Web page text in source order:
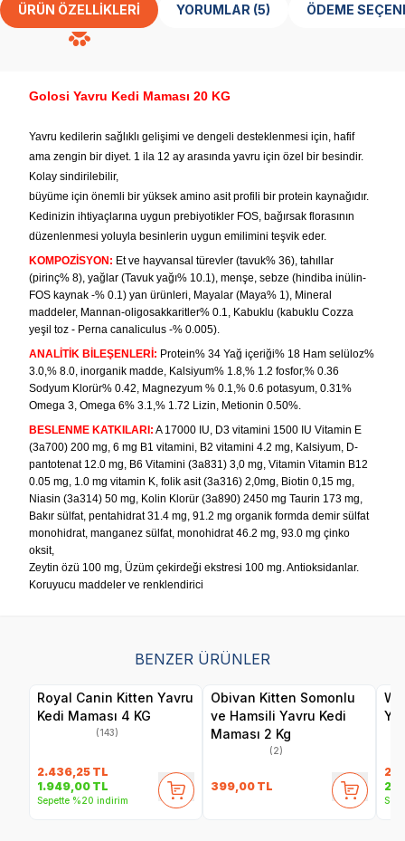
ÜRÜN ÖZELLIKLERI YORUMLAR (5) ÖDEME
Golosi Yavru Kedi Maması 20 KG
Yavru kedilerin sağlıklı gelişimi ve dengeli desteklenmesi için, hafif
ama zengin bir diyet. 1 ila 12 ay arasında yavru için özel bir besindir.
Kolay sindirilebilir,
büyüme için önemli bir yüksek amino asit profili bir protein kaynağıdır.
Kedinizin ihtiyaçlarına uygun prebiyotikler FOS, bağırsak florasının
düzenlenmesi yoluyla besinlerin uygun emilimini teşvik eder.
KOMPOZİSYON: Et ve hayvansal türevler (tavuk% 36), tahıllar
(pirinç% 8), yağlar (Tavuk yağı% 10.1), menşe, sebze (hindiba inülin-
FOS kaynak -% 0.1) yan ürünleri, Mayalar (Maya% 1), Mineral
maddeler, Mannan-oligosakkaritler% 0.1, Kabuklu (kabuklu Cozza
yeşil toz - Perna canaliculus -% 0.005).
ANALİTİK BİLEŞENLERİ: Protein% 34 Yağ içeriği% 18 Ham selüloz%
3.0,% 8.0, inorganik madde, Kalsiyum% 1.8,% 1.2 fosfor,% 0.36
Sodyum Klorür% 0.42, Magnezyum % 0.1,% 0.6 potasyum, 0.31%
Omega 3, Omega 6% 3.1,% 1.72 Lizin, Metionin 0.50%.
BESLENME KATKILARI: A 17000 IU, D3 vitamini 1500 IU Vitamin E
(3a700) 200 mg, 6 mg B1 vitamini, B2 vitamini 4.2 mg, Kalsiyum, D-
pantotenat 12.0 mg, B6 Vitamini (3a831) 3,0 mg, Vitamin Vitamin B12
0.05 mg, 1.0 mg vitamin K, folik asit (3a316) 2,0mg, Biotin 0,15 mg,
Niasin (3a314) 50 mg, Kolin Klorür (3a890) 2450 mg Taurin 173 mg,
Bakır sülfat, pentahidrat 31.4 mg, 91.2 mg organik formda demir sülfat
monohidrat, manganez sülfat, monohidrat 46.2 mg, 93.0 mg çinko
oksit,
Zeytin özü 100 mg, Üzüm çekirdeği ekstresi 100 mg. Antioksidanlar.
Koruyucu maddeler ve renklendirici
BENZER ÜRÜNLER
Royal Canin Kitten Yavru
Kedi Maması 4 KG
(143)
2.436,25 TL
1.949,00 TL
Sepette %20 indirim
Obivan Kitten Somonlu
ve Hamsili Yavru Kedi
Maması 2 Kg
(2)
399,00 TL